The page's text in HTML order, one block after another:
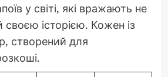
у світі, які вражають не
історією. Кожен із
створений для